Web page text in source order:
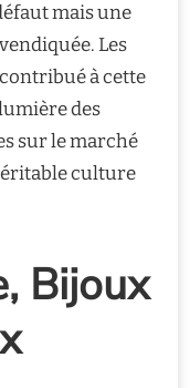
mais une
Les
à cette
des
sur le marché
culture
Bijoux